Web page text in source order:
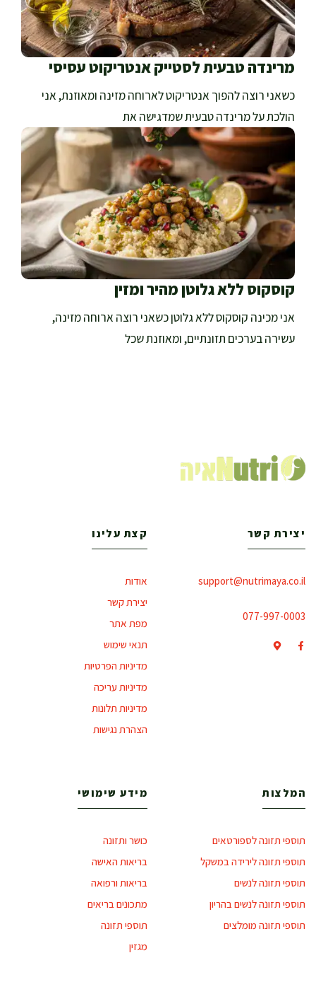
מרינדה טבעית לסטייק אנטריקוט עסיסי
כשאני רוצה להפוך אנטריקוט לארוחה מזינה ומאוזנת, אני
הולכת על מרינדה טבעית שמדגישה את
קוסקוס ללא גלוטן מהיר ומזין
אני מכינה קוסקוס ללא גלוטן כשאני רוצה ארוחה מזינה,
עשירה בערכים תזונתיים, ומאוזנת שכל
יצירת קשר
support@nutrimaya.co.il
077-997-0003
קצת עלינו
אודות
יצירת קשר
מפת אתר
תנאי שימוש
מדיניות הפרטיות
מדיניות עריכה
מדיניות תלונות
הצהרת נגישות
המלצות
תוספי תזונה לספורטאים
תוספי תזונה לירידה במשקל
תוספי תזונה לנשים
תוספי תזונה לנשים בהריון
תוספי תזונה מומלצים
מידע שימושי
כושר ותזונה
בריאות האישה
בריאות ורפואה
מתכונים בריאים
תוספי תזונה
מגזין